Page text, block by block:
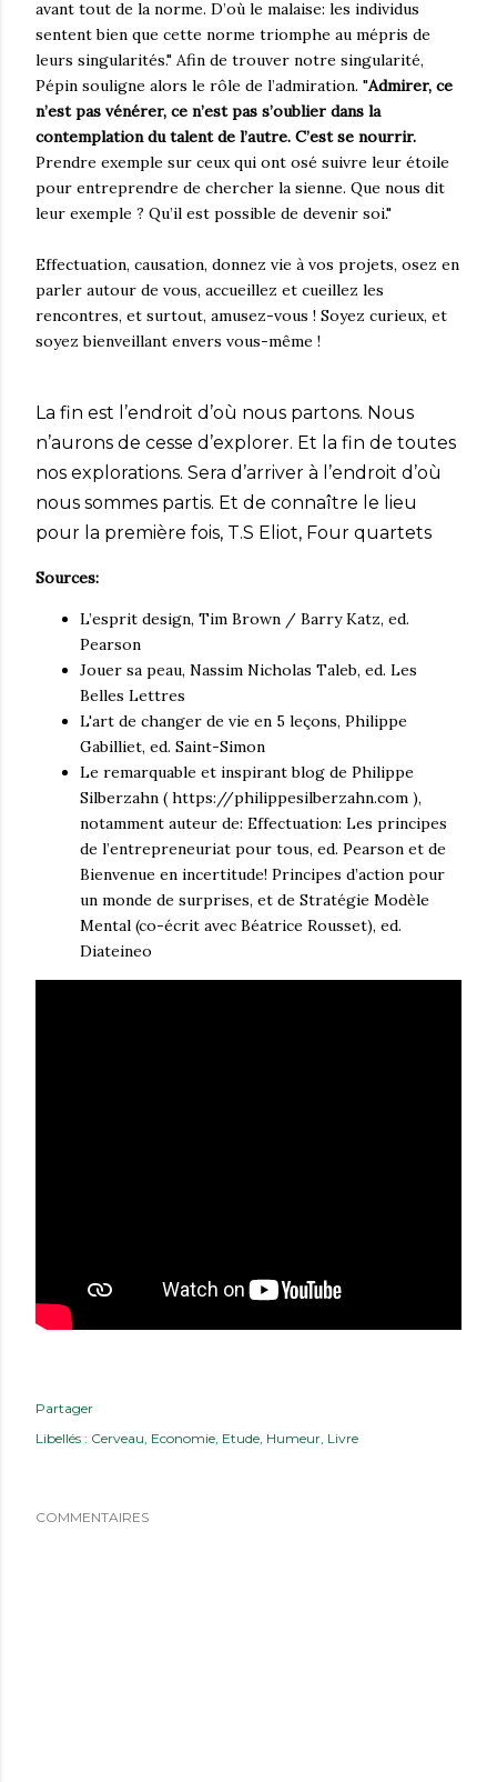
avant tout de la norme. D’où le malaise: les individus
sentent bien que cette norme triomphe au mépris de
leurs singularités." Afin de trouver notre singularité,
Pépin souligne alors le rôle de l’admiration. "Admirer, ce
n’est pas vénérer, ce n’est pas s’oublier dans la
contemplation du talent de l’autre. C’est se nourrir.
Prendre exemple sur ceux qui ont osé suivre leur étoile
pour entreprendre de chercher la sienne. Que nous dit
leur exemple ? Qu’il est possible de devenir soi."
Effectuation, causation, donnez vie à vos projets, osez en
parler autour de vous, accueillez et cueillez les
rencontres, et surtout, amusez-vous ! Soyez curieux, et
soyez bienveillant envers vous-même !
La fin est l’endroit d’où nous partons. Nous
n’aurons de cesse d’explorer. Et la fin de toutes
nos explorations. Sera d’arriver à l’endroit d’où
nous sommes partis. Et de connaître le lieu
pour la première fois, T.S Eliot, Four quartets
Sources:
L’esprit design, Tim Brown / Barry Katz, ed.
Pearson
Jouer sa peau, Nassim Nicholas Taleb, ed. Les
Belles Lettres
L'art de changer de vie en 5 leçons, Philippe
Gabilliet, ed. Saint-Simon
Le remarquable et inspirant blog de Philippe
Silberzahn ( https://philippesilberzahn.com ),
notamment auteur de: Effectuation: Les principes
de l’entrepreneuriat pour tous, ed. Pearson et de
Bienvenue en incertitude! Principes d’action pour
un monde de surprises, et de Stratégie Modèle
Mental (co-écrit avec Béatrice Rousset), ed.
Diateineo
Partager
Libellés : Cerveau Economie Etude Humeur Livre
COMMENTAIRES